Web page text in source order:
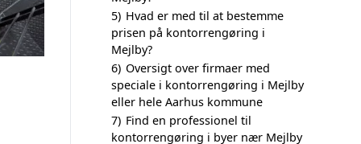
5) Hvad er med til at bestemme
prisen på kontorrengøring i
Mejlby?
6) Oversigt over firmaer med
speciale i kontorrengøring i Mejlby
eller hele Aarhus kommune
7) Find en professionel til
kontorrengøring i byer nær Mejlby